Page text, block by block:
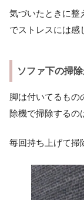
気づいたときに整
でストレスには感
ソファ下の掃
脚は付いてるもの
除機で掃除するの
毎回持ち上げて掃